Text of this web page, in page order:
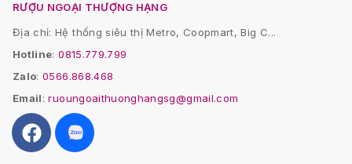
RƯỢU NGOẠI THƯỢNG HẠNG
Địa chỉ: Hệ thống siêu thị Metro, Coopmart, Big C...
Hotline:0815.779.799
Zalo:0566.868.468
Email:ruoungoaithuonghangsg@gmail.com